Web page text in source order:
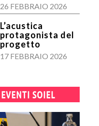
26 FEBBRAIO 2026
L’acustica
protagonista del
progetto
17 FEBBRAIO 2026
SOIEL